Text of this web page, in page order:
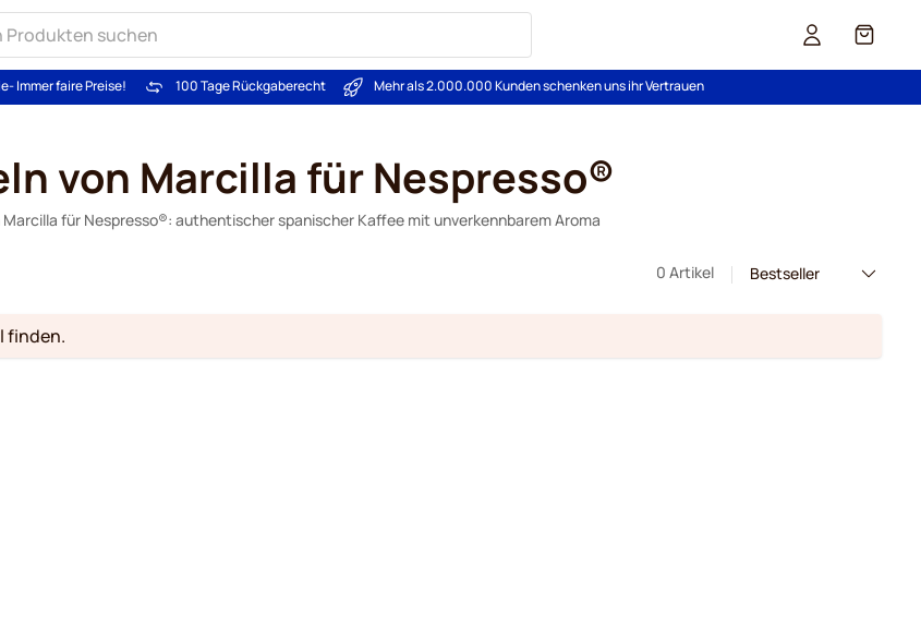
Cart
- Immer faire Preise! 100 Tage Rückgaberecht Mehr als 2.000.000 Kunden schenken uns ihr Vertrauen
von Marcilla für Nespresso®
Marcilla für Nespresso®: authentischer spanischer Kaffee mit unverkennbarem Aroma
0 Artikel
finden.